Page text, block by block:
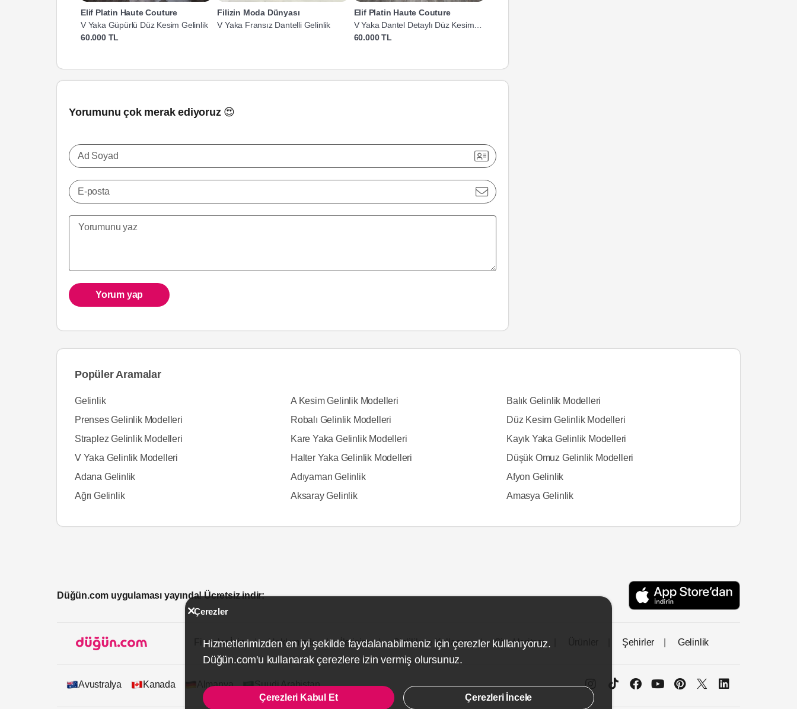
Elif Platin Haute Couture
V Yaka Güpürlü Düz Kesim Gelinlik
60.000 TL
Filizin Moda Dünyası
V Yaka Fransız Dantelli Gelinlik
Elif Platin Haute Couture
V Yaka Dantel Detaylı Düz Kesim
Gelinlik
60.000 TL
Yorumunu çok merak ediyoruz 😍
Ad Soyad
E-posta
Yorum yap
Popüler Aramalar
Gelinlik A Kesim Gelinlik Modelleri
Balık Gelinlik Modelleri
Prenses Gelinlik Modelleri
Robalı Gelinlik Modelleri
Düz Kesim Gelinlik Modelleri
Straplez Gelinlik Modelleri
Kare Yaka Gelinlik Modelleri
Kayık Yaka Gelinlik Modelleri
V Yaka Gelinlik Modelleri
Halter Yaka Gelinlik Modelleri
Düşük Omuz Gelinlik Modelleri
Adana Gelinlik
Adıyaman Gelinlik
Afyon Gelinlik
Ağrı Gelinlik
Aksaray Gelinlik Amasya Gelinlik
Düğün.com uygulaması yayında! Ücretsiz indir:
Firmalar İçin Hakkımızda İletişim Gizlilik ve Kullanım Site Haritası Şehirler Gelinlik
Avustralya Kanada Almanya Suudi Arabistan
Çerezler
Hizmetlerimizden en iyi şekilde faydalanabilmeniz için çerezler kullanıyoruz.
Düğün.com'u kullanarak çerezlere izin vermiş olursunuz.
Çerezleri Kabul Et Çerezleri İncele